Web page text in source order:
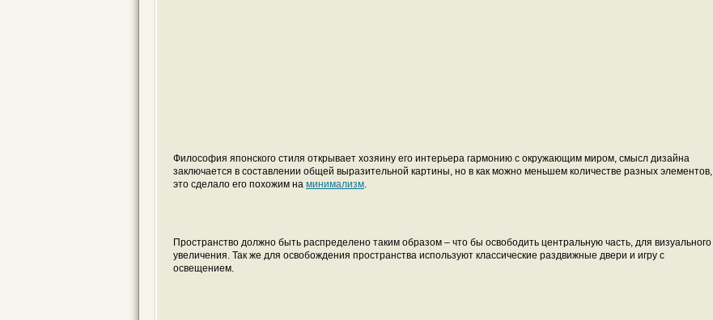
Философия японского стиля открывает хозяину его интерьера гармонию с окружающим миром, смысл дизайна
заключается в составлении общей выразительной картины, но в как можно меньшем количестве разных элементов,
это сделало его похожим на минимализм.
Пространство должно быть распределено таким образом – что бы освободить центральную часть, для визуального
увеличения. Так же для освобождения пространства используют классические раздвижные двери и игру с
освещением.